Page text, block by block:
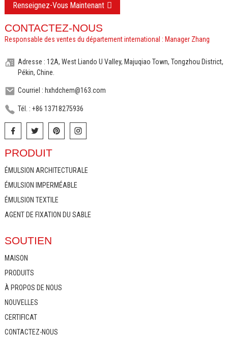
Renseignez-Vous Maintenant
CONTACTEZ-NOUS
Responsable des ventes du département international : Manager Zhang
Adresse : 12A, West Liando U Valley, Majuqiao Town, Tongzhou District,
Pékin, Chine.
Courriel : hxhdchem@163.com
Tél. : +86 13718275936
PRODUIT
ÉMULSION ARCHITECTURALE
ÉMULSION IMPERMÉABLE
ÉMULSION TEXTILE
AGENT DE FIXATION DU SABLE
SOUTIEN
MAISON
PRODUITS
À PROPOS DE NOUS
NOUVELLES
CERTIFICAT
CONTACTEZ-NOUS